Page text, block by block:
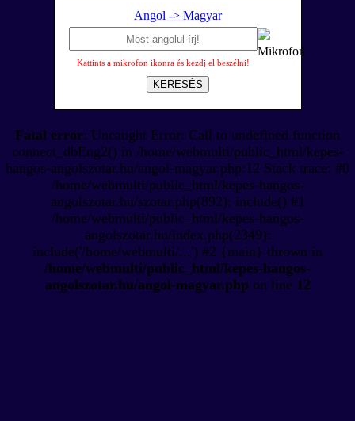
Angol -> Magyar
Kattints a mikrofon ikonra és kezdj el beszélni!
KERESÉS
Fatal error: Uncaught Error: Call to undefined function
connect_dbEng2() in /home/webmulti/public_html/kepes-
hangos-angolszotar.hu/angol-magyar.php:12 Stack trace: #0
/home/webmulti/public_html/kepes-hangos-
angolszotar.hu/szotar.php(892): include() #1
/home/webmulti/public_html/kepes-hangos-
angolszotar.hu/index.php(2349):
include('/home/webmulti/...') #2 {main} thrown in
/home/webmulti/public_html/kepes-hangos-
angolszotar.hu/angol-magyar.php on line 12